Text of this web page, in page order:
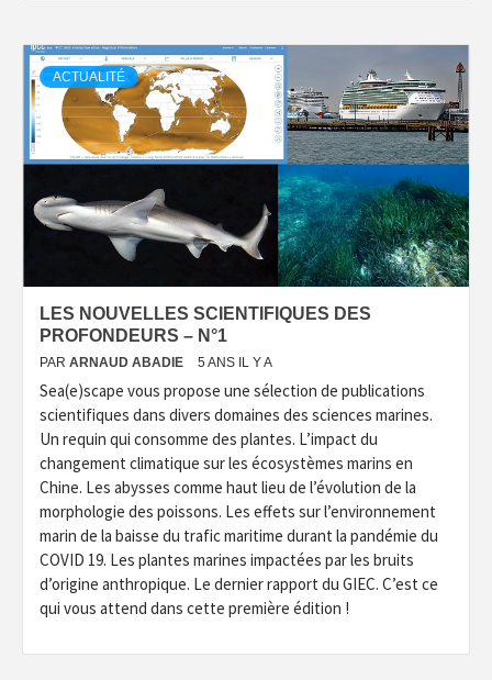
ACTUALITÉ
LES NOUVELLES SCIENTIFIQUES DES
PROFONDEURS – N°1
PAR ARNAUD ABADIE 5 ANS IL Y A
Sea(e)scape vous propose une sélection de publications
scientifiques dans divers domaines des sciences marines.
Un requin qui consomme des plantes. L’impact du
changement climatique sur les écosystèmes marins en
Chine. Les abysses comme haut lieu de l’évolution de la
morphologie des poissons. Les effets sur l’environnement
marin de la baisse du trafic maritime durant la pandémie du
COVID 19. Les plantes marines impactées par les bruits
d’origine anthropique. Le dernier rapport du GIEC. C’est ce
qui vous attend dans cette première édition !